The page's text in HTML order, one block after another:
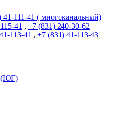
41-111-41 ( многоканальный)
41 , +7 (831) 240-30-62
113-41 , +7 (831) 41-113-43
(ЮГ)